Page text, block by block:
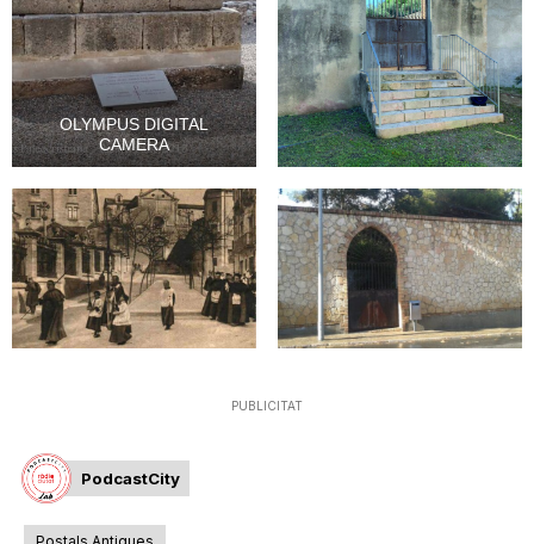
OLYMPUS DIGITAL
CAMERA
PUBLICITAT
PodcastCity